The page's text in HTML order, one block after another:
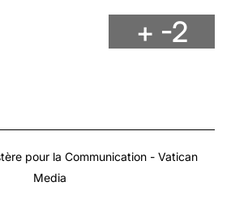
+ -2
pour la Communication - Vatican
Media